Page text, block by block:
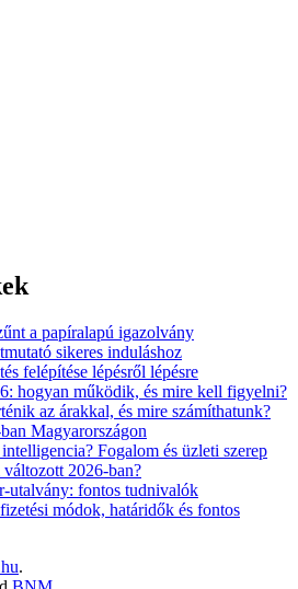
a papíralapú igazolvány
sikeres induláshoz
felépítése lépésről lépésre
hogyan működik, és mire kell figyelni?
az árakkal, és mire számíthatunk?
Magyarországon
Fogalom és üzleti szerep
2026-ban?
utalvány: fontos tudnivalók
módok, határidők és fontos
.